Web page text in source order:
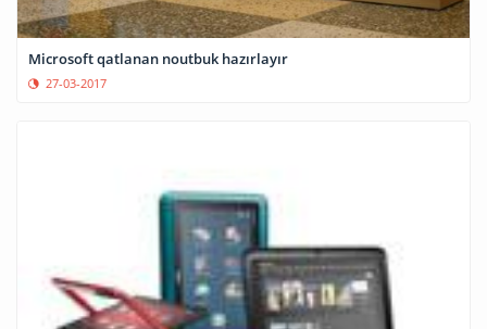
Microsoft qatlanan noutbuk hazırlayır
27-03-2017